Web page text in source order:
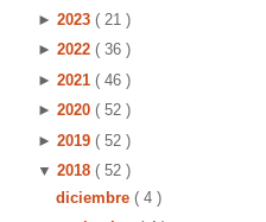
► 2023 ( 21 )
► 2022 ( 36 )
► 2021 ( 46 )
► 2020 ( 52 )
► 2019 ( 52 )
▼ 2018 ( 52 )
diciembre ( 4 )